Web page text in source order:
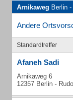
Arnikaweg Berlin -
Andere
Standardtreffer
Afaneh Sadi
Arnikaweg 6
12357 Berlin -